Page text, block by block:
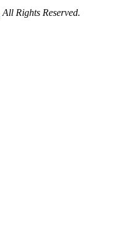
All Rights Reserved.